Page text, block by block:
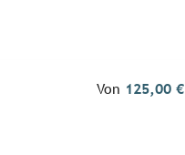
Von 125,00 €